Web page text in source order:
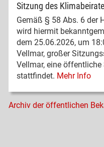
Sitzung des
Gemäß § 58 Abs. 6 der
wird hiermit
dem 25.06.2026, um
Vellmar, großer
Vellmar, eine
stattfindet. Mehr Info
Archiv der öffentlichen